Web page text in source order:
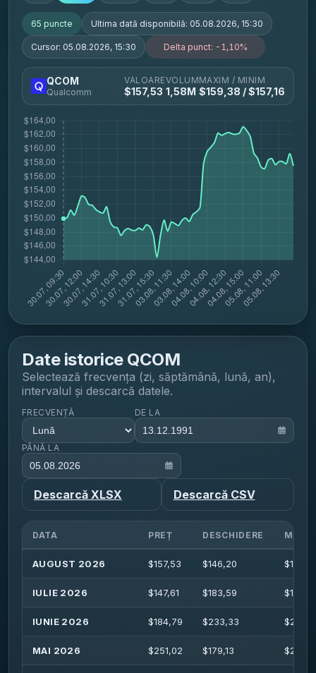
65 puncte Ultima dată disponibilă: 05.08.2026, 15:30
Cursor: 05.08.2026, 15:30 Delta punct: -1,10%
QCOM
Qualcomm
VALOARE
$157,53
VOLUM
1,58M
MAXIM / MINIM
$159,38 / $157,16
Date istorice QCOM
Selectează frecvența (zi, săptămână, lună, an),
intervalul și descarcă datele.
FRECVENȚĂ DE LA
PÂNĂ LA
Descarcă XLSX Descarcă CSV
DATA PREȚ DESCHIDERE
AUGUST 2026 $157,53 $146,20 $
IULIE 2026 $147,61 $183,59 $
IUNIE 2026 $184,79 $233,33 $
MAI 2026 $251,02 $179,13 $